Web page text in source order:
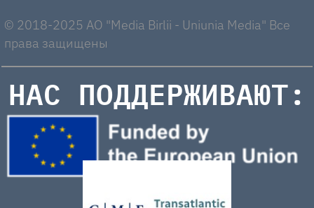
© 2018-2025 AO "Media Birlii - Uniunia Media" Все
права защищены
НАС ПОДДЕРЖИВАЮТ: